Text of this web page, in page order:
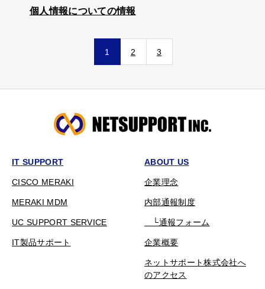
個人情報についての情報
1 2 3
IT SUPPORT
CISCO MERAKI
MERAKI MDM
UC SUPPORT SERVICE
IT製品サポート
ABOUT US
企業理念
内部通報制度
└通報フォーム
企業概要
ネットサポート株式会社へ
のアクセス